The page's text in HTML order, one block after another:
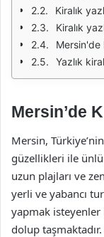
Kiralık
Kiralık
Mersin'de
Yazlık
Mersin’de
Mersin,
güzellikleri ile ünlü
uzun plajları ve
yerli ve yabancı
yapmak isteyenler
dolup